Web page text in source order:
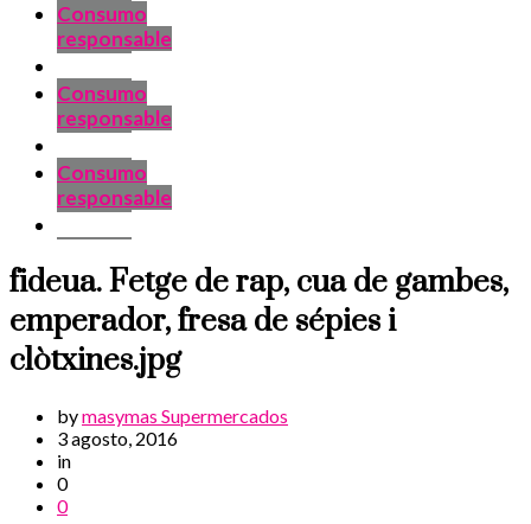
Consumo
responsable
Consumo
responsable
Consumo
responsable
fideua. Fetge de rap, cua de gambes,
emperador, fresa de sépies i
clòtxines.jpg
bymasymas Supermercados
3 agosto, 2016
in
0
0